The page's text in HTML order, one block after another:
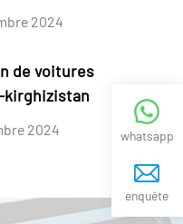
2024
de voitures
kirghizistan
2024 whatsapp
enquête